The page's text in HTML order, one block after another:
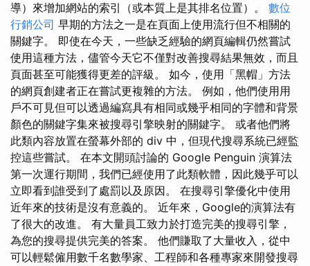
導）來增加網站的索引（或本質上是其排名位置）。 數位
行銷公司 早期的方法之一是在頁面上使用流行但不相關的
關鍵字。 即使在今天，一些缺乏經驗的網頁編輯仍然嘗試
使用這種方法，儘管今天它不僅對改善搜尋結果無效，而且
頁面甚至可能獲得更差的評級。 如今，使用「黑帽」方法
的網頁創建者正在嘗試更複雜的方法。 例如，他們使用用
戶不可見但可以透過編寫具有相同或幾乎相同的字體和背景
顏色的關鍵字集來被搜尋引擎映射的關鍵字。 或者他們將
此類內容放置在螢幕外部的 div 中，但現代搜尋系統已經監
控這些嘗試。 在本文開頭討論的 Google Penguin 演算法
第一次運行期間，我們已經使用了此類軟體，因此幾乎可以
立即看到誰受到了處罰以及原因。 在搜尋引擎優化中使用
近年來的技術是沒有意義的。 近年來，Google的演算法有
了很大的改進。 有大量員工致力於打造完美的搜尋引擎，
為您的搜尋提供完美的答案。 他們賺取了大量收入，從中
可以輕鬆僱用數千名數學家、工程師和各種專家來開發搜尋